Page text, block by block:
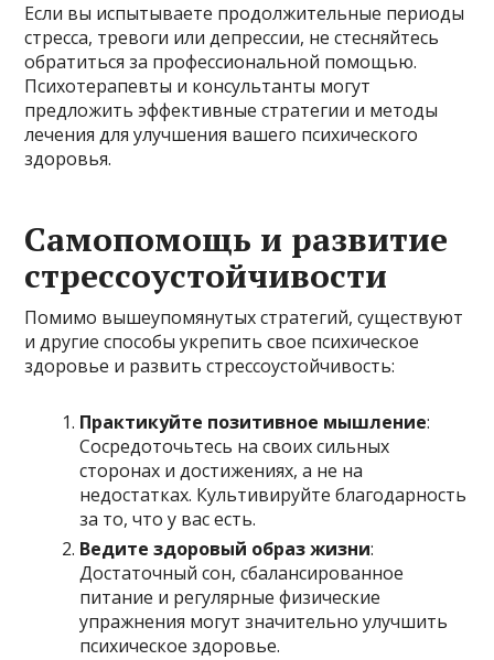
Если вы испытываете продолжительные периоды
стресса, тревоги или депрессии, не стесняйтесь
обратиться за профессиональной помощью.
Психотерапевты и консультанты могут
предложить эффективные стратегии и методы
лечения для улучшения вашего психического
здоровья.
Самопомощь и развитие
стрессоустойчивости
Помимо вышеупомянутых стратегий, существуют
и другие способы укрепить свое психическое
здоровье и развить стрессоустойчивость:
Практикуйте позитивное мышление:
Сосредоточьтесь на своих сильных
сторонах и достижениях, а не на
недостатках. Культивируйте благодарность
за то, что у вас есть.
Ведите здоровый образ жизни:
Достаточный сон, сбалансированное
питание и регулярные физические
упражнения могут значительно улучшить
психическое здоровье.